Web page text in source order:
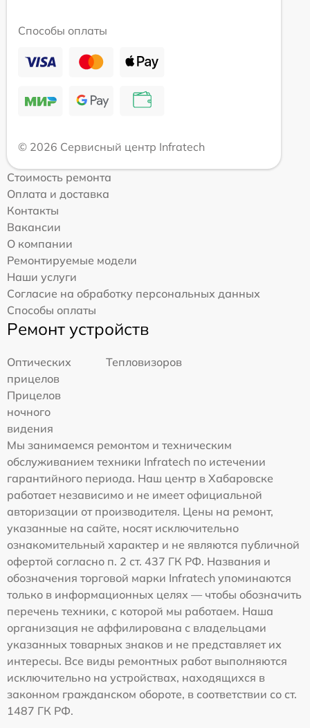
Способы оплаты
© 2026 Сервисный центр Infratech
Стоимость ремонта
Оплата и доставка
Контакты
Вакансии
О компании
Ремонтируемые модели
Наши услуги
Согласие на обработку персональных данных
Способы оплаты
Ремонт устройств
Оптических
прицелов
Тепловизоров
Прицелов
ночного
видения
Мы занимаемся ремонтом и техническим
обслуживанием техники Infratech по истечении
гарантийного периода. Наш центр в Хабаровске
работает независимо и не имеет официальной
авторизации от производителя. Цены на ремонт,
указанные на сайте, носят исключительно
ознакомительный характер и не являются публичной
офертой согласно п. 2 ст. 437 ГК РФ. Названия и
обозначения торговой марки Infratech упоминаются
только в информационных целях — чтобы обозначить
перечень техники, с которой мы работаем. Наша
организация не аффилирована с владельцами
указанных товарных знаков и не представляет их
интересы. Все виды ремонтных работ выполняются
исключительно на устройствах, находящихся в
законном гражданском обороте, в соответствии со ст.
1487 ГК РФ.